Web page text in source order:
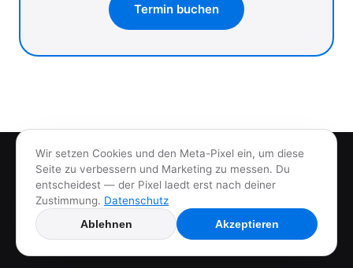
Termin buchen
Arikons.
HauptseiteReferenzenBlogImpressum
© 2026 Arikons Flow. Alle Rechte vorbehalten.
Wir setzen Cookies und den Meta-Pixel ein, um diese
Seite zu verbessern und Marketing zu messen. Du
entscheidest — der Pixel laedt erst nach deiner
Zustimmung. Datenschutz
Ablehnen
Akzeptieren